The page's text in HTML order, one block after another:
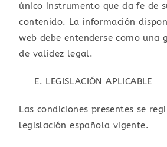
único instrumento que da fe de
contenido. La información
web debe entenderse como una
de validez legal.
LEGISLACIÓN APLICABLE
Las condiciones presentes se
legislación española vigente.